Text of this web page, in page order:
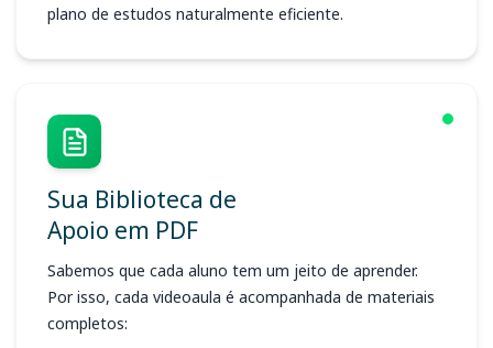
plano de estudos naturalmente eficiente.
Sua Biblioteca de
Apoio em PDF
Sabemos que cada aluno tem um jeito de aprender.
Por isso, cada videoaula é acompanhada de materiais
completos: